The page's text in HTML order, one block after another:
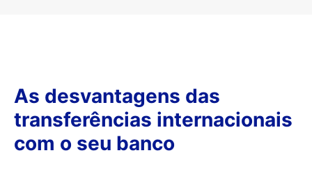
As desvantagens das
transferências internacionais
com o seu banco